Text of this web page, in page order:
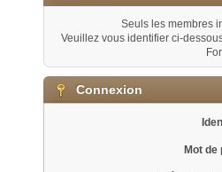
Seuls les membres
Veuillez vous identifier ci-
Connexion
Mot de